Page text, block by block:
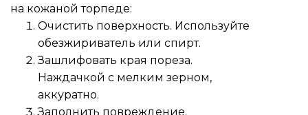
на кожаной торпеде:
Очистить поверхность. Используйте
обезжириватель или спирт.
Зашлифовать края пореза.
Наждачкой с мелким зерном,
аккуратно.
Заполнить повреждение.